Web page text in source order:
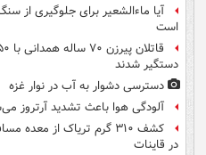
آیا ماءالشعیر برای جلوگیری از
است
دستگیر شدند
دسترسی دشوار به آب در نوار غزه
آلودگی هوا باعث تشدید آرتروز
کشف ۳۱۰ گرم تریاک از معده
در قاینات